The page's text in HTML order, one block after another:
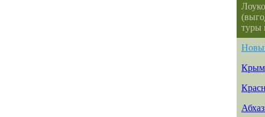
туры
Крым